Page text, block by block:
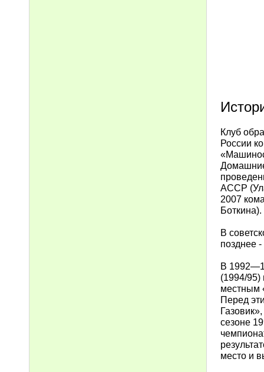
Клуб
России
АССР
2007
Боткина).
В
позднее -
В
(1994/95)
местным
Перед
сезоне
место и